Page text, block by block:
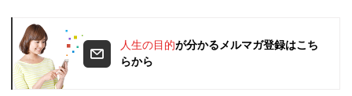
人生の目的が分かるメルマガ登録はこち
らから